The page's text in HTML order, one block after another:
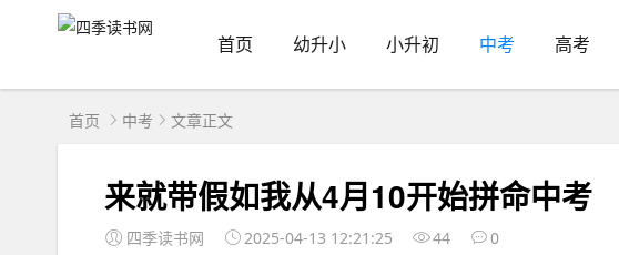
首页 幼升小 小升初 中考 高考
首页 中考 文章正文
来就带假如我从4月10开始拼命中考
四季读书网 2025-04-13 12:21:25 44 0